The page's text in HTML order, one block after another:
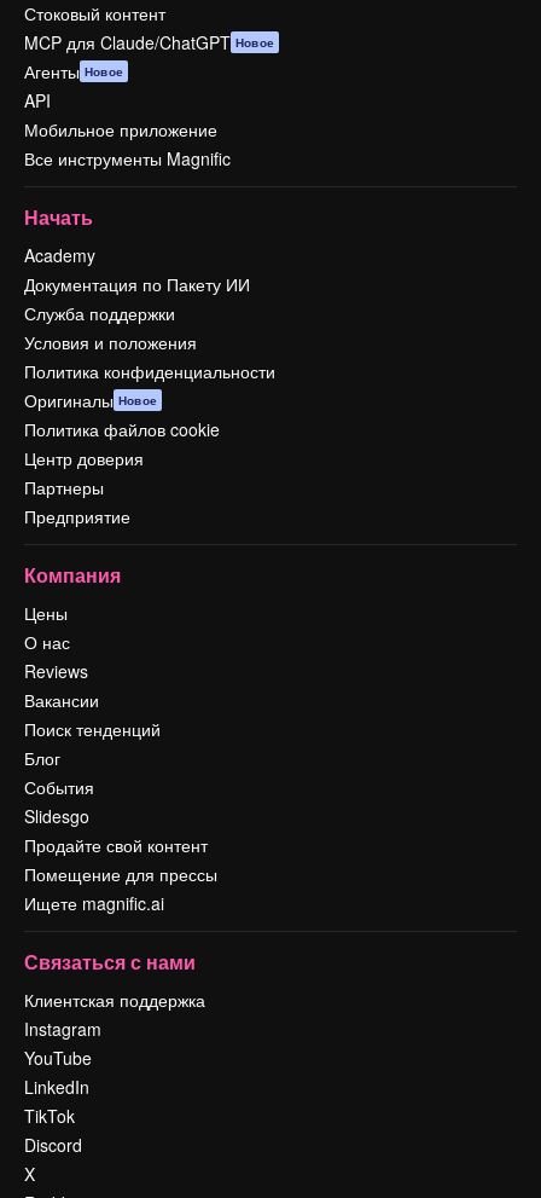
Стоковый контент
MCP для Claude/ChatGPT Новое
Агенты Новое
API
Мобильное приложение
Все инструменты Magnific
Начать
Academy
Документация по Пакету ИИ
Служба поддержки
Условия и положения
Политика конфиденциальности
Оригиналы Новое
Политика файлов cookie
Центр доверия
Партнеры
Предприятие
Компания
Цены
О нас
Reviews
Вакансии
Поиск тенденций
Блог
События
Slidesgo
Продайте свой контент
Помещение для прессы
Ищете magnific.ai
Связаться с нами
Клиентская поддержка
Instagram
YouTube
LinkedIn
TikTok
Discord
X